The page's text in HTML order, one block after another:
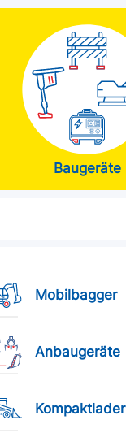
Baugeräte
Mobilbagger
Anbaugeräte
Kompaktlader